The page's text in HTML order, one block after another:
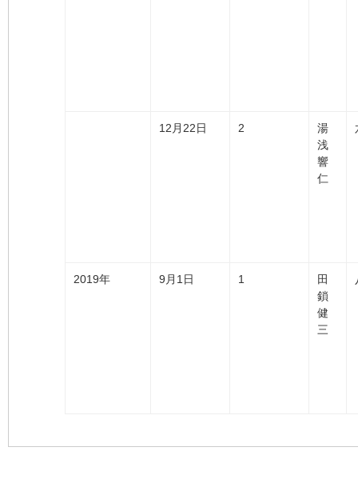
12月22日 2
湯
浅
響
仁
2019年 9月1日 1
田
鎖
健
三